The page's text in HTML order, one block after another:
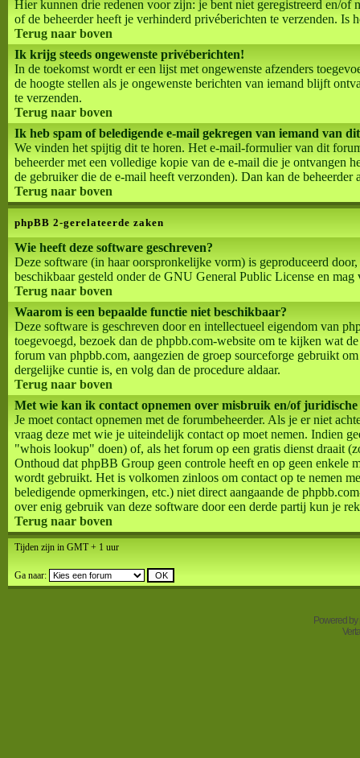
Hier kunnen drie redenen voor zijn: je bent niet geregistreerd en/
of de beheerder heeft je verhinderd privéberichten te verzenden. Is
Terug naar boven
Ik krijg steeds ongewenste privéberichten!
In de toekomst wordt er een lijst met ongewenste afzenders
de hoogte stellen als je ongewenste berichten van iemand blijft
te verzenden.
Terug naar boven
Ik heb spam of beledigende e-mail gekregen van iemand van
We vinden het spijtig dit te horen. Het e-mail-formulier van dit
beheerder met een volledige kopie van de e-mail die je ontvangen
de gebruiker die de e-mail heeft verzonden). Dan kan de beheerder
Terug naar boven
phpBB 2-gerelateerde zaken
Wie heeft deze software geschreven?
Deze software (in haar oorspronkelijke vorm) is geproduceerd
beschikbaar gesteld onder de GNU General Public License en
Terug naar boven
Waarom is een bepaalde functie niet beschikbaar?
Deze software is geschreven door en intellectueel eigendom van
toegevoegd, bezoek dan de phpbb.com-website om te kijken wat
forum van phpbb.com, aangezien de groep sourceforge gebruikt
dergelijke cuntie is, en volg dan de procedure aldaar.
Terug naar boven
Met wie kan ik contact opnemen over misbruik en/of
Je moet contact opnemen met de forumbeheerder. Als je er niet
vraag deze met wie je uiteindelijk contact op moet nemen. Indien
"whois lookup" doen) of, als het forum op een gratis dienst draait
Onthoud dat phpBB Group geen controle heeft en op geen
wordt gebruikt. Het is volkomen zinloos om contact op te nemen
beledigende opmerkingen, etc.) niet direct aangaande de
over enig gebruik van deze software door een derde partij kun je
Terug naar boven
Tijden zijn in GMT + 1 uur
Ga naar:
Powered by